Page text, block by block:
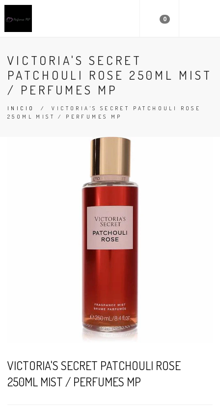
0
VICTORIA'S SECRET
PATCHOULI ROSE 250ML MIST
/ PERFUMES MP
INICIO /VICTORIA'S SECRET PATCHOULI ROSE
250ML MIST / PERFUMES MP
VICTORIA'S SECRET PATCHOULI ROSE
250ML MIST / PERFUMES MP